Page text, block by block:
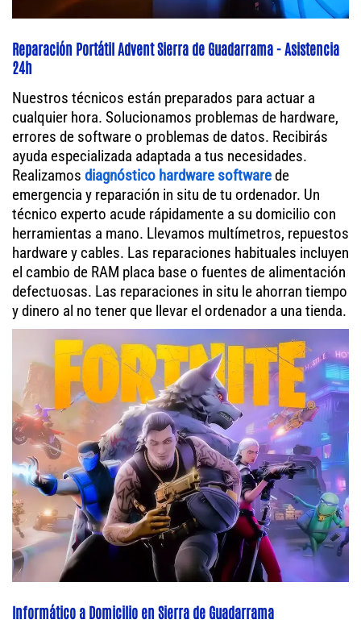
Reparación Portátil Advent Sierra de Guadarrama - Asistencia
24h
Nuestros técnicos están preparados para actuar a
cualquier hora. Solucionamos problemas de hardware,
errores de software o problemas de datos. Recibirás
ayuda especializada adaptada a tus necesidades.
Realizamos diagnóstico hardware softwarede
emergencia y reparación in situ de tu ordenador. Un
técnico experto acude rápidamente a su domicilio con
herramientas a mano. Llevamos multímetros, repuestos
hardware y cables. Las reparaciones habituales incluyen
el cambio de RAM placa base o fuentes de alimentación
defectuosas. Las reparaciones in situ le ahorran tiempo
y dinero al no tener que llevar el ordenador a una tienda.
Informático a Domicilio en Sierra de Guadarrama